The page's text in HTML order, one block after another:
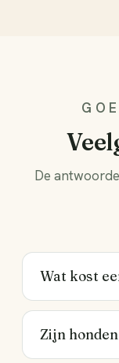
De
Wat kost
In het
28,50 per
caravan,
Zijn